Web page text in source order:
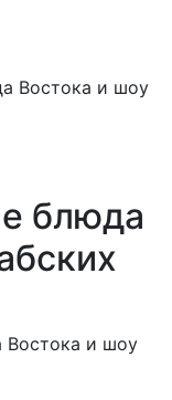
Востока и шоу
блюда